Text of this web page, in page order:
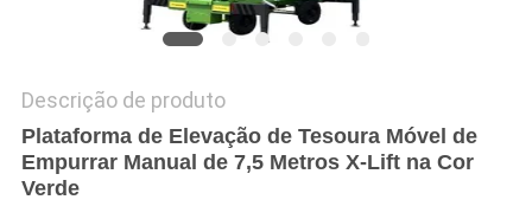
Descrição de produto
Plataforma de Elevação de Tesoura Móvel de
Empurrar Manual de 7,5 Metros X-Lift na Cor
Verde